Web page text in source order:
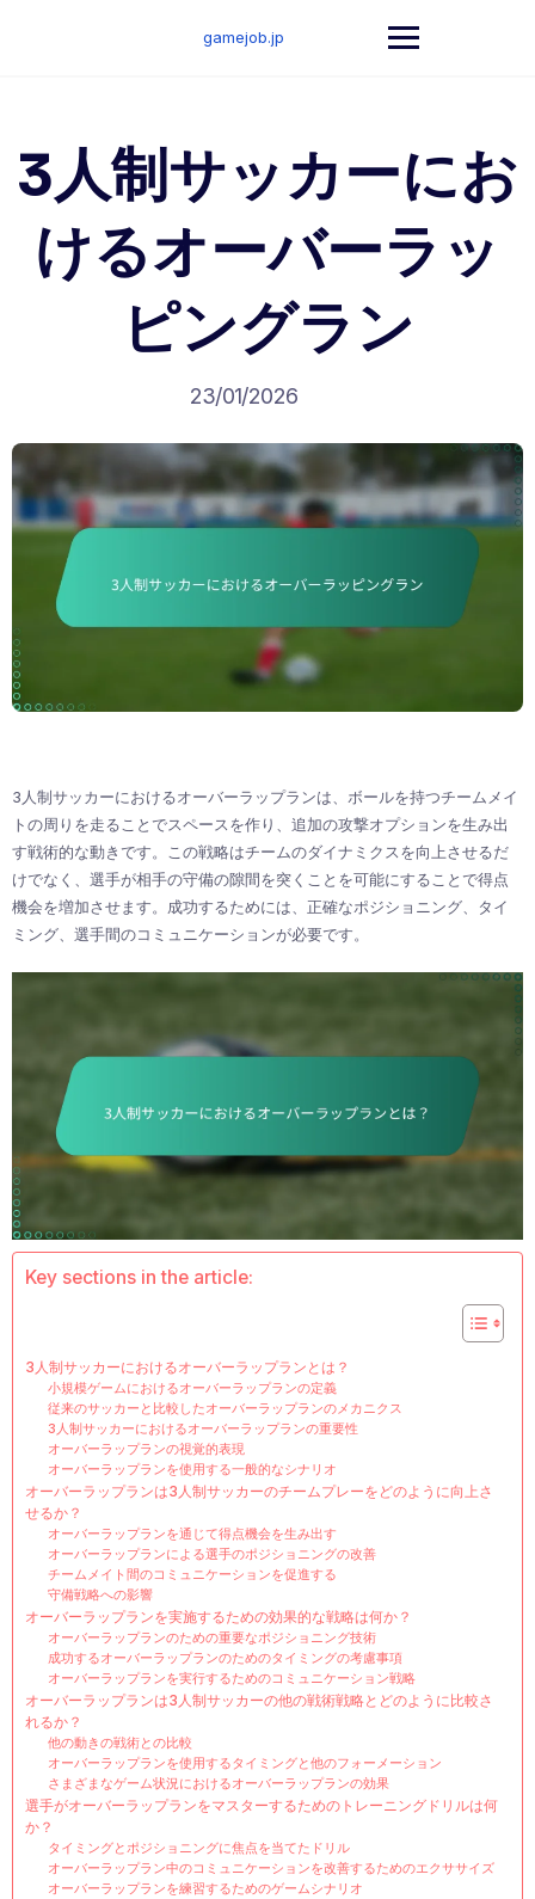
gamejob.jp
3人制サッカーにお
けるオーバーラッ
ピングラン
23/01/2026
3人制サッカーにおけるオーバーラップランは、ボールを持つチームメイ
トの周りを走ることでスペースを作り、追加の攻撃オプションを生み出
す戦術的な動きです。この戦略はチームのダイナミクスを向上させるだ
けでなく、選手が相手の守備の隙間を突くことを可能にすることで得点
機会を増加させます。成功するためには、正確なポジショニング、タイ
ミング、選手間のコミュニケーションが必要です。
Key sections in the article:
3人制サッカーにおけるオーバーラップランとは？
小規模ゲームにおけるオーバーラップランの定義
従来のサッカーと比較したオーバーラップランのメカニクス
3人制サッカーにおけるオーバーラップランの重要性
オーバーラップランの視覚的表現
オーバーラップランを使用する一般的なシナリオ
オーバーラップランは3人制サッカーのチームプレーをどのように向上さ
せるか？
オーバーラップランを通じて得点機会を生み出す
オーバーラップランによる選手のポジショニングの改善
チームメイト間のコミュニケーションを促進する
守備戦略への影響
オーバーラップランを実施するための効果的な戦略は何か？
オーバーラップランのための重要なポジショニング技術
成功するオーバーラップランのためのタイミングの考慮事項
オーバーラップランを実行するためのコミュニケーション戦略
オーバーラップランは3人制サッカーの他の戦術戦略とどのように比較さ
れるか？
他の動きの戦術との比較
オーバーラップランを使用するタイミングと他のフォーメーション
さまざまなゲーム状況におけるオーバーラップランの効果
選手がオーバーラップランをマスターするためのトレーニングドリルは何
か？
タイミングとポジショニングに焦点を当てたドリル
オーバーラップラン中のコミュニケーションを改善するためのエクササイズ
オーバーラップランを練習するためのゲームシナリオ